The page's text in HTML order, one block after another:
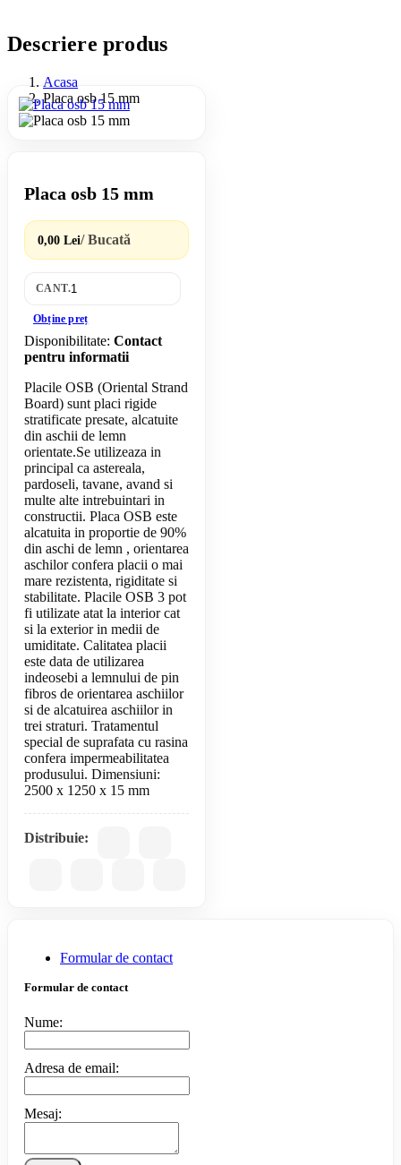
Descriere produs
Acasa
Placa osb 15 mm
Placa osb 15 mm
0,00 Lei/ Bucată
CANT.
Obține preț
Disponibilitate: Contact
pentru informatii
Placile OSB (Oriental Strand
Board) sunt placi rigide
stratificate presate, alcatuite
din aschii de lemn
orientate.Se utilizeaza in
principal ca astereala,
pardoseli, tavane, avand si
multe alte intrebuintari in
constructii. Placa OSB este
alcatuita in proportie de 90%
din aschi de lemn , orientarea
aschilor confera placii o mai
mare rezistenta, rigiditate si
stabilitate. Placile OSB 3 pot
fi utilizate atat la interior cat
si la exterior in medii de
umiditate. Calitatea placii
este data de utilizarea
indeosebi a lemnului de pin
fibros de orientarea aschiilor
si de alcatuirea aschiilor in
trei straturi. Tratamentul
special de suprafata cu rasina
confera impermeabilitatea
produsului. Dimensiuni:
2500 x 1250 x 15 mm
Distribuie:
Formular de contact
Formular de contact
Nume:
Adresa de email:
Mesaj: